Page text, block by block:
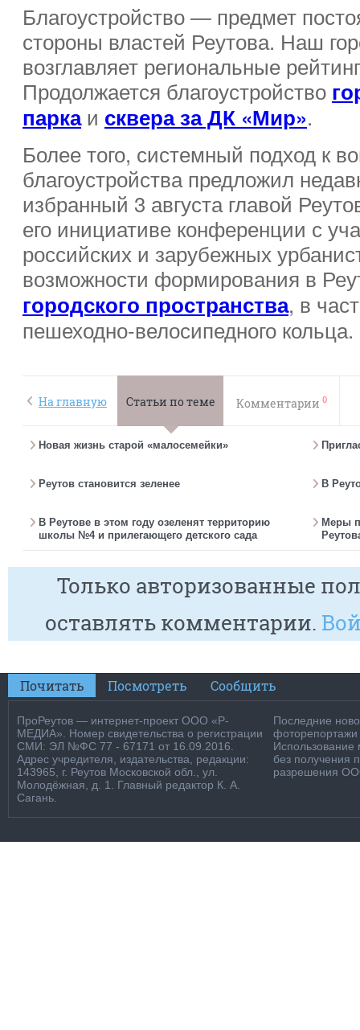
Благоустройство — предмет
стороны властей Реутова. Наш
возглавляет региональные
Продолжается благоустройство
паркаи сквера за ДК «Мир».
Более того, системный подход к
благоустройства предложил
избранный 3 августа главой
его инициативе конференции с
российских и зарубежных
возможности формирования в
городского пространства, в
пешеходно-велосипедного кольца.
На главную Статьи по теме Комментарии 0
Новая жизнь старой «малосемейки»
Реутов становится зеленее В
В Реутове в этом году озеленят территорию
школы №4 и прилегающего детского сада
Меры
Только авторизованные
оставлять комментарии.
Почитать Посмотреть Сообщить
ПроРеутов — интернет-проект ООО «Р-
МЕДИА». Номер свидетельства о регистрации
СМИ: ЭЛ №ФС 77 - 67171 от 16.09.2016.
Адрес учредителя, издательства, редакции:
143965, г. Реутов Московской обл., ул.
Молодёжная, д. 1. Главный редактор К. А.
Сагань.
Последние
фоторепортажи
Использование
без получения
разрешения